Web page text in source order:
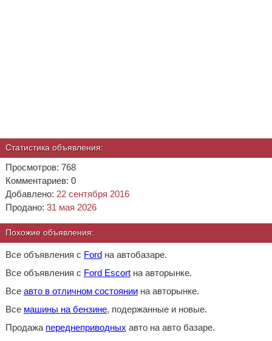
Статистика объявления:
Просмотров: 768
Комментариев: 0
Добавлено: 22 сентября 2016
Продано: 31 мая 2026
Похожие объявления:
Все объявления с Fordна автобазаре.
Все объявления с Ford Escortна авторынке.
Все авто в отличном состояниина авторынке.
Все машины на бензине, подержанные и новые.
Продажа переднеприводных авто на авто базаре.